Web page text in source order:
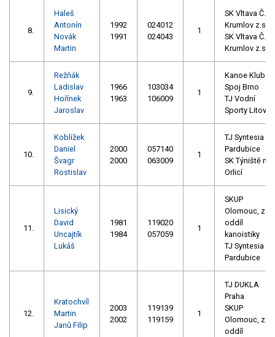
8.
Haleš
Antonín
Novák
Martin
1992
1991
024012
024043
1
SK Vltava Č.
Krumlov z.s.
SK Vltava Č.
Krumlov z.s.
9.
Režňák
Ladislav
Hořínek
Jaroslav
1966
1963
103034
106009
1
Kanoe Klub
Spoj Brno
TJ Vodní
Sporty Litovel
10.
Koblížek
Daniel
Švagr
Rostislav
2000
2000
057140
063009
1
TJ Syntesia
Pardubice
SK Týniště
Orlicí
11.
Lisický
David
Uncajtík
Lukáš
1981
1984
119020
057059
1
SKUP
Olomouc, z.s.
oddíl
kanoistiky
TJ Syntesia
Pardubice
12.
Kratochvíl
Martin
Janů Filip
2003
2002
119139
119159
1
TJ DUKLA
Praha
SKUP
Olomouc, z.s.
oddíl